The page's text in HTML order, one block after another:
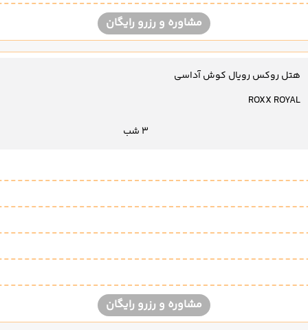
مشاوره و رزرو رایگان
هتل روکس رویال کوش آداسی
ROXX ROYAL
3 شب
مشاوره و رزرو رایگان